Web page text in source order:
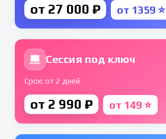
от 27 000 ₽ от 1359 ⭐
Сессия под ключ
Срок: от 2 дней
от 2 990 ₽ от 149 ⭐